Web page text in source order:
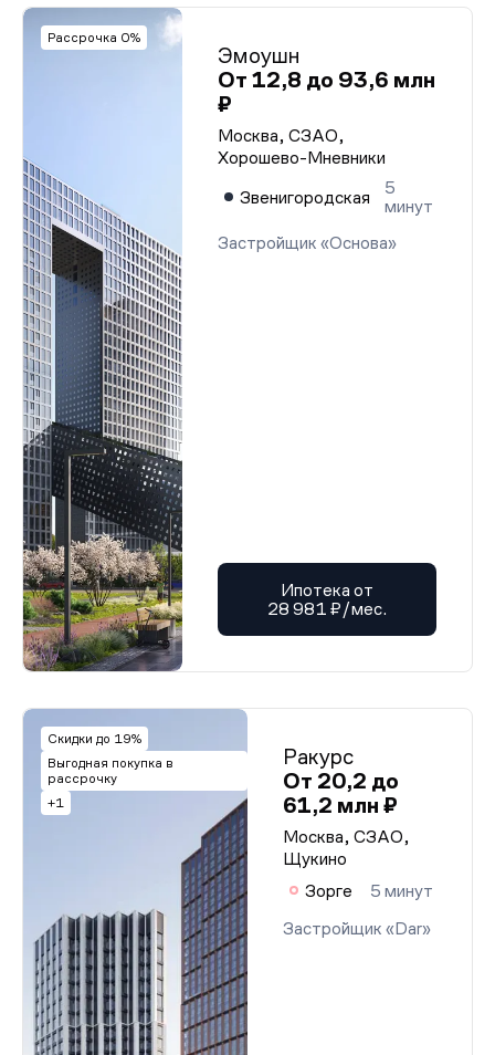
Рассрочка 0%
Эмоушн
От 12,8 до 93,6 млн
₽
Москва, СЗАО,
Хорошево-Мневники
Звенигородская
5
минут
Застройщик «Основа»
Ипотека от
28 981 ₽/мес.
Скидки до 19%
Выгодная покупка в
рассрочку
+1
Ракурс
От 20,2 до
61,2 млн ₽
Москва, СЗАО,
Щукино
Зорге
5 минут
Застройщик «Dar»